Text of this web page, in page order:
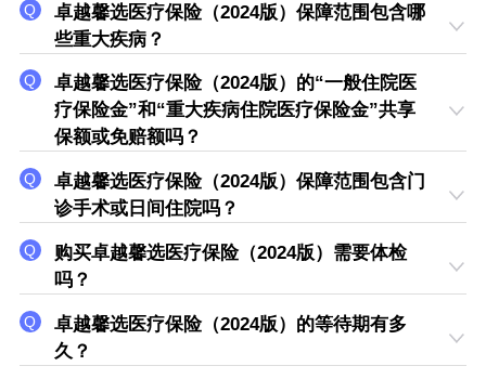
卓越馨选医疗保险（2024版）保障范围包含哪
些重大疾病？
卓越馨选医疗保险（2024版）的“一般住院医
疗保险金”和“重大疾病住院医疗保险金”共享
保额或免赔额吗？
卓越馨选医疗保险（2024版）保障范围包含门
诊手术或日间住院吗？
购买卓越馨选医疗保险（2024版）需要体检
吗？
卓越馨选医疗保险（2024版）的等待期有多
久？